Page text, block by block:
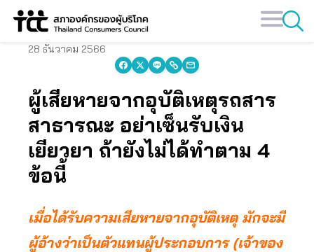
Skip
28 ธันวาคม 2566
ผู้เสียหายจากอุบัติเหตุรถสาร
สาธารณะ อย่าเซ็นรับเงิน
เยียวยา ถ้ายังไม่ได้ทำตาม 4
ข้อนี้
เมื่อได้รับความเสียหายจากอุบัติเหตุ มักจะมี
ผู้อ้างว่าเป็นตัวแทนผู้ประกอบการ (เจ้าของ